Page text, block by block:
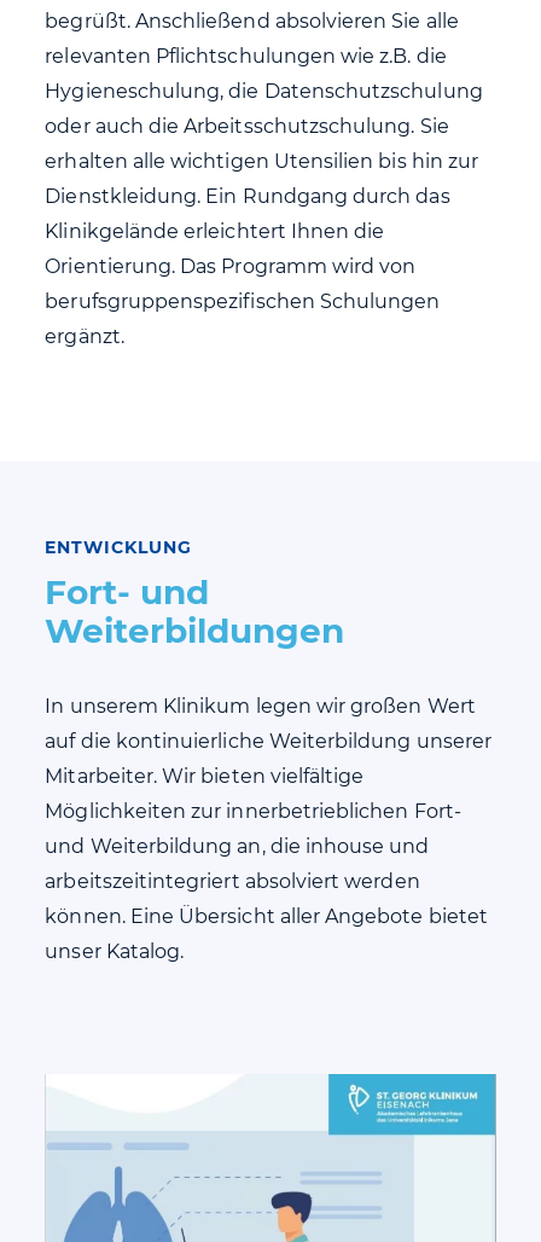
begrüßt. Anschließend absolvieren Sie alle
relevanten Pflichtschulungen wie z.B. die
Hygieneschulung, die Datenschutzschulung
oder auch die Arbeitsschutzschulung. Sie
erhalten alle wichtigen Utensilien bis hin zur
Dienstkleidung. Ein Rundgang durch das
Klinikgelände erleichtert Ihnen die
Orientierung. Das Programm wird von
berufsgruppenspezifischen Schulungen
ergänzt.
ENTWICKLUNG
Fort- und
Weiterbildungen
In unserem Klinikum legen wir großen Wert
auf die kontinuierliche Weiterbildung unserer
Mitarbeiter. Wir bieten vielfältige
Möglichkeiten zur innerbetrieblichen Fort-
und Weiterbildung an, die inhouse und
arbeitszeitintegriert absolviert werden
können. Eine Übersicht aller Angebote bietet
unser Katalog.